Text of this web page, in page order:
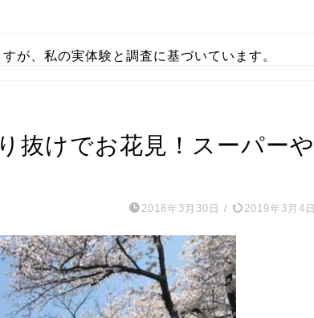
が、私の実体験と調査に基づいています。
抜けでお花見！スーパーや
2018年3月30日 / 2019年3月4日